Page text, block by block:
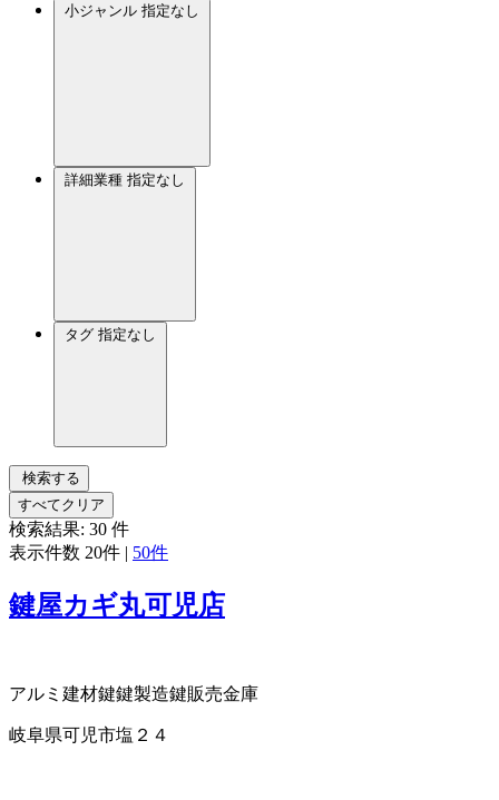
小ジャンル 指定なし
詳細業種 指定なし
タグ 指定なし
検索する
すべてクリア
検索結果: 30 件
表示件数 20件 | 50件
鍵屋カギ丸可児店
アルミ建材鍵鍵製造鍵販売金庫
岐阜県可児市塩２４